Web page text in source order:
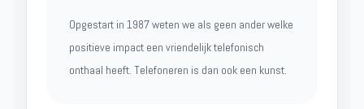
Opgestart in 1987 weten we als geen ander welke
positieve impact een vriendelijk telefonisch
onthaal heeft. Telefoneren is dan ook een kunst.